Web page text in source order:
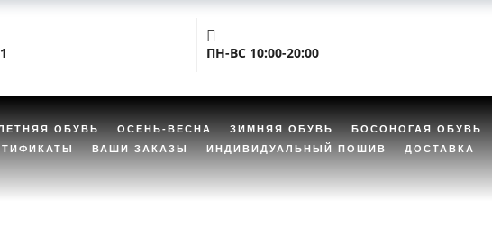
ПН-ВС 10:00-20:00
ОБУВЬ ОСЕНЬ-ВЕСНА ЗИМНЯЯ ОБУВЬ БОСОНОГАЯ ОБУВЬ
ВАШИ ЗАКАЗЫ ИНДИВИДУАЛЬНЫЙ ПОШИВ ДОСТАВКА